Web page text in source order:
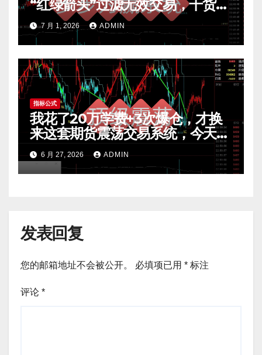
“红绿箭头”过滤无效交易，干货全
公开 mt4指标
7 月 1, 2026 ADMIN
指标公式
我花了20万学费+3次爆仓，才换
来这套期货震荡交易系统，今天免
费公开核心逻辑
6 月 27, 2026 ADMIN
发表回复
您的邮箱地址不会被公开。 必填项已用 * 标注
评论 *